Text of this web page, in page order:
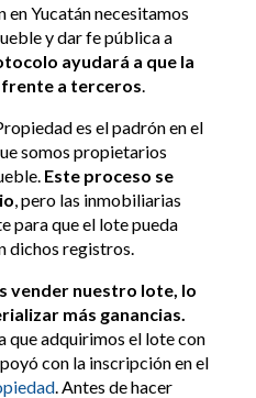
en Yucatán necesitamos
y dar fe pública a
ayudará a que la
a terceros.
es el padrón en el
somos propietarios
Este proceso se
, pero las inmobiliarias
para que el lote pueda
dichos registros.
vender nuestro lote, lo
más ganancias.
que adquirimos el lote con
con la inscripción en el
. Antes de hacer